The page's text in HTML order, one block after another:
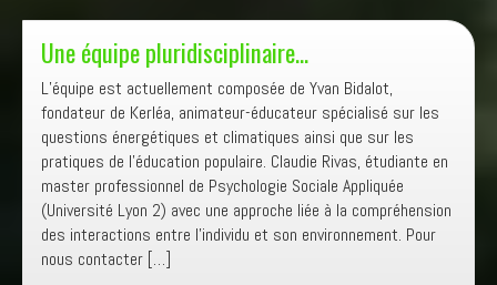
Une équipe pluridisciplinaire…
L’équipe est actuellement composée de Yvan Bidalot,
fondateur de Kerléa, animateur-éducateur spécialisé sur les
questions énergétiques et climatiques ainsi que sur les
pratiques de l’éducation populaire. Claudie Rivas, étudiante en
master professionnel de Psychologie Sociale Appliquée
(Université Lyon 2) avec une approche liée à la compréhension
des interactions entre l’individu et son environnement. Pour
nous contacter […]